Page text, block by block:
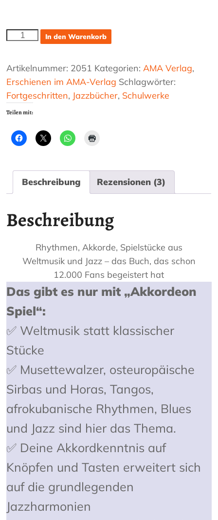
Pop-
Rhythmen,
Balkanmusik,
Musette,
Latin-
Jazz
Fortgeschrittene
Menge
In den Warenkorb
Artikelnummer: 2051 Kategorien:AMA Verlag,
Erschienen im AMA-Verlag Schlagwörter:
Fortgeschritten, Jazzbücher, Schulwerke
Teilen mit:
Beschreibung Rezensionen (3)
Beschreibung
Rhythmen, Akkorde, Spielstücke aus
Weltmusik und Jazz – das Buch, das schon
12.000 Fans begeistert hat
Das gibt es nur mit „Akkordeon
Spiel“:
✅ Weltmusik statt klassischer
Stücke
✅ Musettewalzer, osteuropäische
Sirbas und Horas, Tangos,
afrokubanische Rhythmen, Blues
und Jazz sind hier das Thema.
✅ Deine Akkordkenntnis auf
Knöpfen und Tasten erweitert sich
auf die grundlegenden
Jazzharmonien